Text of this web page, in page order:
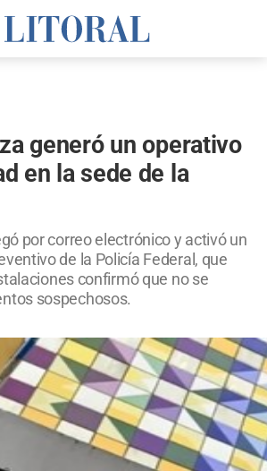
generó un operativo
en la sede de la
por correo electrónico y activó un
de la Policía Federal, que
confirmó que no se
sospechosos.